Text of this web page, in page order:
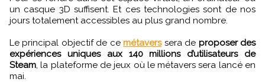
un casque 3D suffisent. Et ces technologies sont de nos
jours totalement accessibles au plus grand nombre.
Le principal objectif de cemétaverssera de proposer des
expériences uniques aux 140 millions d’utilisateurs de
Steam , la plateforme de jeux où le métavers sera lancé en
mai.